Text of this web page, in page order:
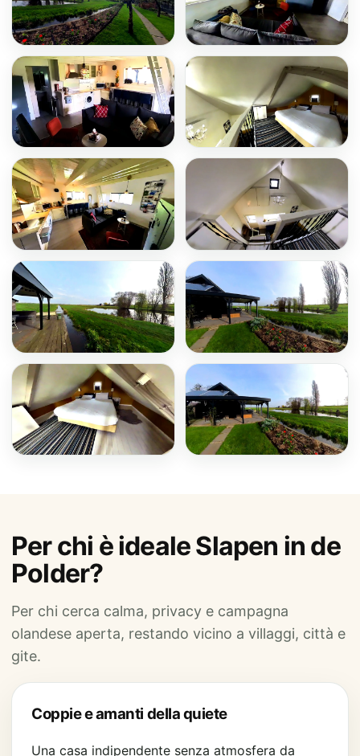
Per chi è ideale Slapen in de
Polder?
Per chi cerca calma, privacy e campagna
olandese aperta, restando vicino a villaggi, città e
gite.
Coppie e amanti della quiete
Una casa indipendente senza atmosfera da